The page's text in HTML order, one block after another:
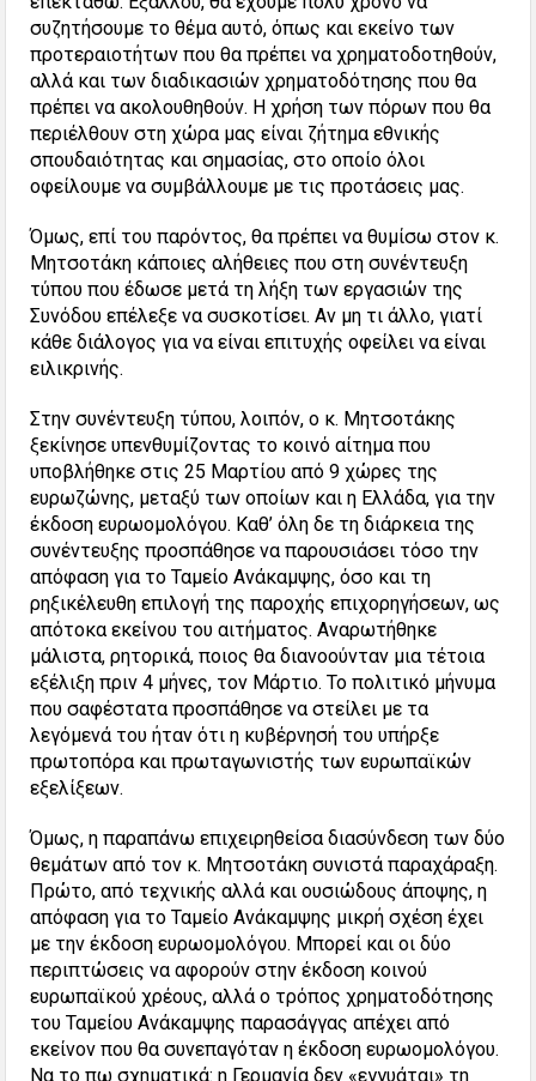
συζητήσουμε το θέμα αυτό, όπως και εκείνο των
προτεραιοτήτων που θα πρέπει να χρηματοδοτηθούν,
αλλά και των διαδικασιών χρηματοδότησης που θα
πρέπει να ακολουθηθούν. Η χρήση των πόρων που θα
περιέλθουν στη χώρα μας είναι ζήτημα εθνικής
σπουδαιότητας και σημασίας, στο οποίο όλοι
οφείλουμε να συμβάλλουμε με τις προτάσεις μας.
Όμως, επί του παρόντος, θα πρέπει να θυμίσω στον κ.
Μητσοτάκη κάποιες αλήθειες που στη συνέντευξη
τύπου που έδωσε μετά τη λήξη των εργασιών της
Συνόδου επέλεξε να συσκοτίσει. Αν μη τι άλλο, γιατί
κάθε διάλογος για να είναι επιτυχής οφείλει να είναι
ειλικρινής.
Στην συνέντευξη τύπου, λοιπόν, ο κ. Μητσοτάκης
ξεκίνησε υπενθυμίζοντας το κοινό αίτημα που
υποβλήθηκε στις 25 Μαρτίου από 9 χώρες της
ευρωζώνης, μεταξύ των οποίων και η Ελλάδα, για την
έκδοση ευρωομολόγου. Καθ’ όλη δε τη διάρκεια της
συνέντευξης προσπάθησε να παρουσιάσει τόσο την
απόφαση για το Ταμείο Ανάκαμψης, όσο και τη
ρηξικέλευθη επιλογή της παροχής επιχορηγήσεων, ως
απότοκα εκείνου του αιτήματος. Αναρωτήθηκε
μάλιστα, ρητορικά, ποιος θα διανοούνταν μια τέτοια
εξέλιξη πριν 4 μήνες, τον Μάρτιο. Το πολιτικό μήνυμα
που σαφέστατα προσπάθησε να στείλει με τα
λεγόμενά του ήταν ότι η κυβέρνησή του υπήρξε
πρωτοπόρα και πρωταγωνιστής των ευρωπαϊκών
εξελίξεων.
Όμως, η παραπάνω επιχειρηθείσα διασύνδεση των δύο
θεμάτων από τον κ. Μητσοτάκη συνιστά παραχάραξη.
Πρώτο, από τεχνικής αλλά και ουσιώδους άποψης, η
απόφαση για το Ταμείο Ανάκαμψης μικρή σχέση έχει
με την έκδοση ευρωομολόγου. Μπορεί και οι δύο
περιπτώσεις να αφορούν στην έκδοση κοινού
ευρωπαϊκού χρέους, αλλά ο τρόπος χρηματοδότησης
του Ταμείου Ανάκαμψης παρασάγγας απέχει από
εκείνον που θα συνεπαγόταν η έκδοση ευρωομολόγου.
Να το πω σχηματικά: η Γερμανία δεν «εγγυάται» τη